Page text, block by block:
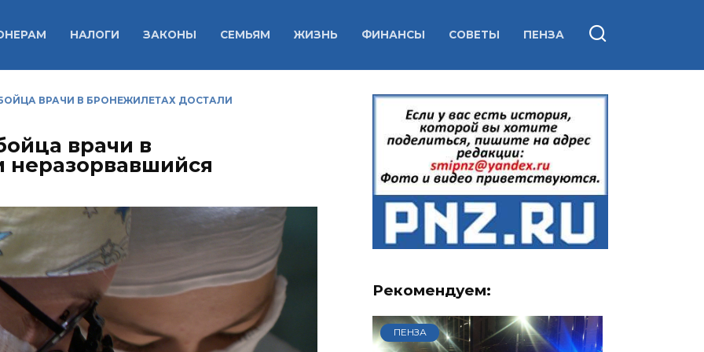
НАЛОГИ ЗАКОНЫ СЕМЬЯМ ЖИЗНЬ ФИНАНСЫ СОВЕТЫ ПЕНЗА
ВРАЧИ В БРОНЕЖИЛЕТАХ ДОСТАЛИ
врачи в
неразорвавшийся
Рекомендуем:
ПЕНЗА